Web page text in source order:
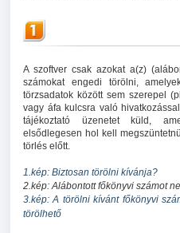
A szoftver csak azokat a(z)
számokat engedi törölni,
törzsadatok között sem szerepel
vagy áfa kulcsra való
tájékoztató üzenetet küld,
elsődlegesen hol kell
törlés előtt.
1.kép: Biztosan törölni kívánja?
2.kép: Alábontott főkönyvi számot
3.kép: A törölni kívánt főkönyvi
törölhető